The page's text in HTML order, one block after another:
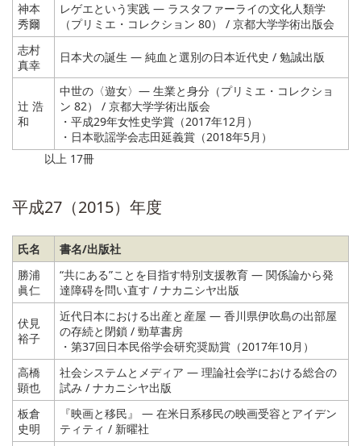
神本
秀爾
レゲエという実践 ― ラスタファーライの文化人類学
（プリミエ・コレクション 80） / 京都大学学術出版会
志村
真幸
日本犬の誕生 ― 純血と選別の日本近代史 / 勉誠出版
辻 浩
和
中世の〈遊女〉― 生業と身分（プリミエ・コレクショ
ン 82） / 京都大学学術出版会
・平成29年女性史学賞（2017年12月）
・日本歌謡学会志田延義賞（2018年5月）
以上 17冊
平成27（2015）年度
氏名
書名/出版社
勝浦
眞仁
“共にある”ことを目指す特別支援教育 ― 関係論から発
達障碍を問い直す / ナカニシヤ出版
伏見
裕子
近代日本における出産と産屋 ― 香川県伊吹島の出部屋
の存続と閉鎖 / 勁草書房
・第37回日本民俗学会研究奨励賞（2017年10月）
高橋
顕也
社会システムとメディア ― 理論社会学における総合の
試み / ナカニシヤ出版
板倉
史明
『映画と移民』 ― 在米日系移民の映画受容とアイデン
ティティ / 新曜社